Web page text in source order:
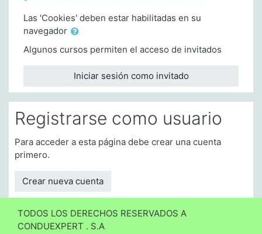
Las 'Cookies' deben estar habilitadas en su
navegador
Algunos cursos permiten el acceso de invitados
Iniciar sesión como invitado
Registrarse como usuario
Para acceder a esta página debe crear una cuenta
primero.
Crear nueva cuenta
TODOS LOS DERECHOS RESERVADOS A
CONDUEXPERT . S.A